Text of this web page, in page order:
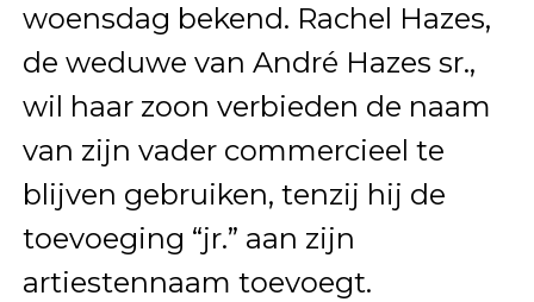
woensdag bekend. Rachel Hazes,
de weduwe van André Hazes sr.,
wil haar zoon verbieden de naam
van zijn vader commercieel te
blijven gebruiken, tenzij hij de
toevoeging “jr.” aan zijn
artiestennaam toevoegt.